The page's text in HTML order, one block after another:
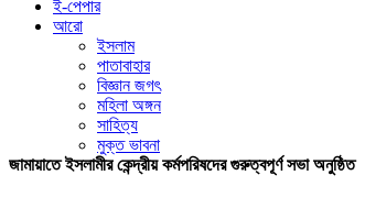
ই-পেপার
আরো
ইসলাম
পাতাবাহার
বিজ্ঞান জগৎ
মহিলা অঙ্গন
সাহিত্য
মুক্ত ভাবনা
জামায়াতে ইসলামীর কেন্দ্রীয় কর্মপরিষদের গুরুত্বপূর্ণ সভা অনুষ্ঠিত